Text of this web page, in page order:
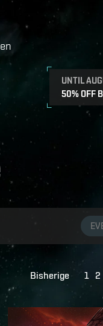
UNTIL
50% OFF
Bisherige 1 2